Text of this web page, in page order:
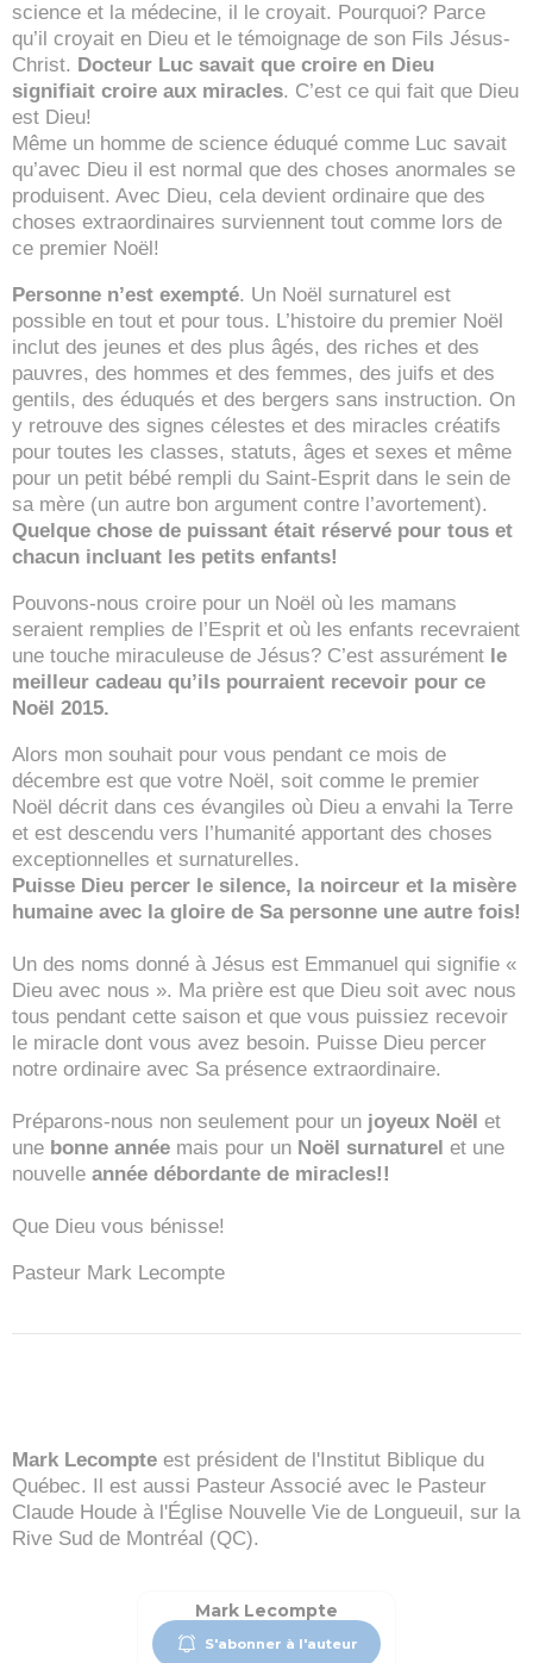
science et la médecine, il le croyait. Pourquoi? Parce
qu’il croyait en Dieu et le témoignage de son Fils Jésus-
Christ. Docteur Luc savait que croire en Dieu
signifiait croire aux miracles. C’est ce qui fait que Dieu
est Dieu!
Même un homme de science éduqué comme Luc savait
qu’avec Dieu il est normal que des choses anormales se
produisent. Avec Dieu, cela devient ordinaire que des
choses extraordinaires surviennent tout comme lors de
ce premier Noël!
Personne n’est exempté. Un Noël surnaturel est
possible en tout et pour tous. L’histoire du premier Noël
inclut des jeunes et des plus âgés, des riches et des
pauvres, des hommes et des femmes, des juifs et des
gentils, des éduqués et des bergers sans instruction. On
y retrouve des signes célestes et des miracles créatifs
pour toutes les classes, statuts, âges et sexes et même
pour un petit bébé rempli du Saint-Esprit dans le sein de
sa mère (un autre bon argument contre l’avortement).
Quelque chose de puissant était réservé pour tous et
chacun incluant les petits enfants!
Pouvons-nous croire pour un Noël où les mamans
seraient remplies de l’Esprit et où les enfants recevraient
une touche miraculeuse de Jésus? C’est assurément le
meilleur cadeau qu’ils pourraient recevoir pour ce
Noël 2015.
Alors mon souhait pour vous pendant ce mois de
décembre est que votre Noël, soit comme le premier
Noël décrit dans ces évangiles où Dieu a envahi la Terre
et est descendu vers l’humanité apportant des choses
exceptionnelles et surnaturelles.
Puisse Dieu percer le silence, la noirceur et la misère
humaine avec la gloire de Sa personne une autre fois!
Un des noms donné à Jésus est Emmanuel qui signifie «
Dieu avec nous ». Ma prière est que Dieu soit avec nous
tous pendant cette saison et que vous puissiez recevoir
le miracle dont vous avez besoin. Puisse Dieu percer
notre ordinaire avec Sa présence extraordinaire.
Préparons-nous non seulement pour un joyeux Noël et
une bonne année mais pour un Noël surnaturel et une
nouvelle année débordante de miracles!!
Que Dieu vous bénisse!
Pasteur Mark Lecompte
Mark Lecompte est président de l'Institut Biblique du
Québec. Il est aussi Pasteur Associé avec le Pasteur
Claude Houde à l'Église Nouvelle Vie de Longueuil, sur la
Rive Sud de Montréal (QC).
Mark Lecompte
S'abonner à l'auteur